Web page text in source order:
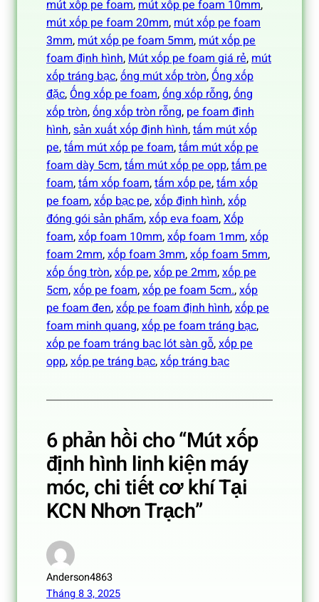
mút xốp pe foam, mút xốp pe foam 10mm
mút xốp pe foam 20mm, mút xốp pe foam
3mm, mút xốp pe foam 5mm, mút xốp pe
foam định hình, Mút xốp pe foam giá rẻ, mút
xốp tráng bạc, ống mút xốp tròn, Ống xốp
đặc, Ống xốp pe foam, ống xốp rỗng, ống
xốp tròn, ống xốp tròn rỗng, pe foam định
hình, sản xuất xốp định hình, tấm mút xốp
pe, tấm mút xốp pe foam, tấm mút xốp pe
foam dày 5cm, tấm mút xốp pe opp, tấm pe
foam, tấm xốp foam, tấm xốp pe, tấm xốp
pe foam, xốp bạc pe, xốp định hình, xốp
đóng gói sản phẩm, xốp eva foam, Xốp
foam, xốp foam 10mm, xốp foam 1mm, xốp
foam 2mm, xốp foam 3mm, xốp foam 5mm
xốp ống tròn, xốp pe, xốp pe 2mm, xốp pe
5cm, xốp pe foam, xốp pe foam 5cm., xốp
pe foam đen, xốp pe foam định hình, xốp pe
foam minh quang, xốp pe foam tráng bạc
xốp pe foam tráng bạc lót sàn gỗ, xốp pe
opp, xốp pe tráng bạc, xốp tráng bạc
6 phản hồi cho “Mút xốp
định hình linh kiện máy
móc, chi tiết cơ khí Tại
KCN Nhơn Trạch”
Anderson4863
Tháng 8 3, 2025